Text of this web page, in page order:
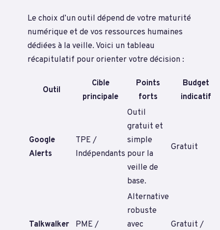
Le choix d’un outil dépend de votre maturité
numérique et de vos ressources humaines
dédiées à la veille. Voici un tableau
récapitulatif pour orienter votre décision :
Outil
Cible
principale
Points
forts
Budget
indicatif
Google
Alerts
TPE /
Indépendants
Outil
gratuit et
simple
pour la
veille de
base.
Gratuit
Talkwalker
PME /
Alternative
robuste
avec
Gratuit /